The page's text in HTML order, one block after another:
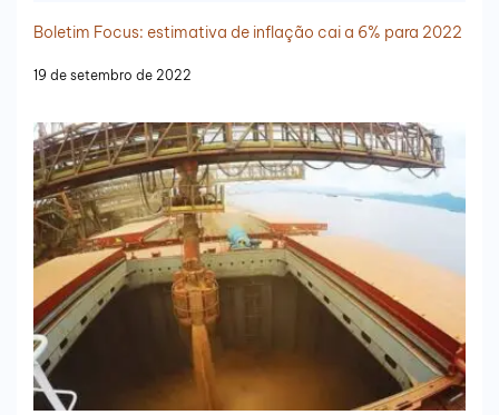
Boletim Focus: estimativa de inflação cai a 6% para 2022
19 de setembro de 2022